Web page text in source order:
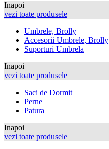
Inapoi
vezi toate produsele
Umbrele, Brolly
Accesorii Umbrele, Brolly
Suporturi Umbrela
Inapoi
vezi toate produsele
Saci de Dormit
Perne
Patura
Inapoi
vezi toate produsele